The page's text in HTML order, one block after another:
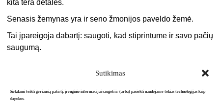
Sutikimas
Siekdami teikti geriausią patirtį, įrenginio informacijai saugoti ir (arba) pasiekti naudojame tokias technologijas kaip
slapukus.
kita tėra detalės.
Senasis žemynas yra ir seno žmonijos paveldo žemė.
Tai įpareigoja dabartį: saugoti, kad stiprintume ir savo pačių
saugumą.